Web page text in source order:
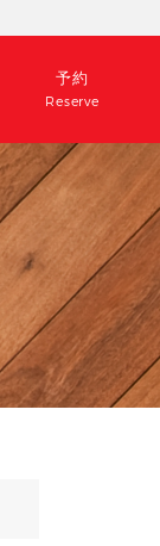
予約
Reserve